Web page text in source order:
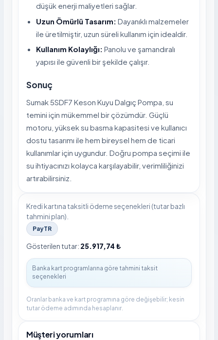
düşük enerji maliyetleri sağlar.
Uzun Ömürlü Tasarım: Dayanıklı malzemeler
ile üretilmiştir, uzun süreli kullanım için idealdir.
Kullanım Kolaylığı: Panolu ve şamandıralı
yapısı ile güvenli bir şekilde çalışır.
Sonuç
Sumak 5SDF7 Keson Kuyu Dalgıç Pompa, su
temini için mükemmel bir çözümdür. Güçlü
motoru, yüksek su basma kapasitesi ve kullanıcı
dostu tasarımı ile hem bireysel hem de ticari
kullanımlar için uygundur. Doğru pompa seçimi ile
su ihtiyacınızı kolayca karşılayabilir, verimliliğinizi
artırabilirsiniz.
Kredi kartına taksitli ödeme seçenekleri (tutar bazlı
tahmini plan).
PayTR
Gösterilen tutar: 25.917,74 ₺
Oranlar banka ve kart programına göre değişebilir; kesin
tutar ödeme adımında hesaplanır.
Müşteri yorumları